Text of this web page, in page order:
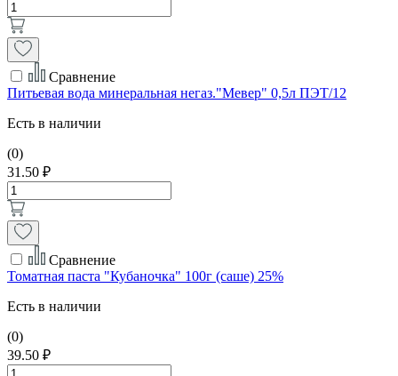
Сравнение
Питьевая вода минеральная негаз."Мевер" 0,5л ПЭТ/12
Есть в наличии
(0)
31.50 ₽
Сравнение
Томатная паста "Кубаночка" 100г (саше) 25%
Есть в наличии
(0)
39.50 ₽